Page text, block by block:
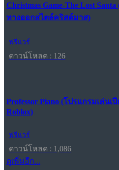
Christmas Game-The Lost
ทางออกสไตล์คริสต์มาส)
ฟรีแวร์
ดาวน์โหลด : 126
Professor Piano (โปรแกรมเล่น
Roblox)
ฟรีแวร์
ดาวน์โหลด : 1,086
ดูเพิ่มอีก...